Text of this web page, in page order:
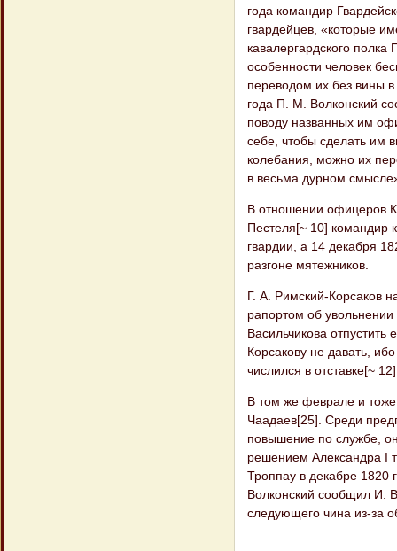
года командир
гвардейцев, «которые
кавалергардского
особенности человек
переводом их без вины
года П. М. Волконский
поводу названных им
себе, чтобы сделать им
колебания, можно их
в весьма дурном
В отношении офицеров
Пестеля[~ 10] командир
гвардии, а 14 декабря
разгоне мятежников.
Г. А. Римский-Корсаков
рапортом об
Васильчикова
Корсакову не давать,
числился в отставке[~
В том же феврале и тоже
Чаадаев[25]. Среди
повышение по службе,
решением Александра I
Троппау в декабре 1820
Волконский сообщил И.
следующего чина из-за